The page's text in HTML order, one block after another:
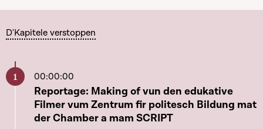
D'Kapitele verstoppen
00:00:00
Aller à ce chapitre
Reportage: Making of vun den edukative
Filmer vum Zentrum fir politesch Bildung mat
der Chamber a mam SCRIPT